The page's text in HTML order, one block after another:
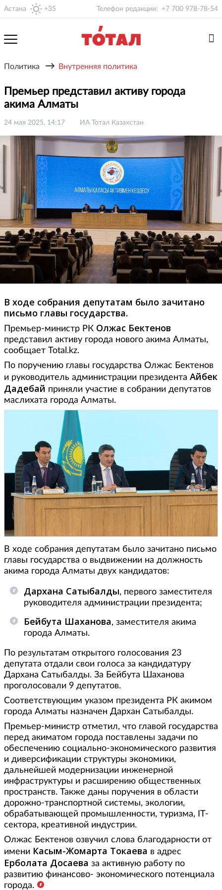
Астана +35 Телефон редакции: +7 700 978-78-54
Политика → Внутренняя политика
Премьер представил активу города
акима Алматы
24 мая 2025, 14:17 ИА Тотал Казахстан
В ходе собрания депутатам было зачитано
письмо главы государства.
Премьер-министр РК Олжас Бектенов
представил активу города нового акима Алматы,
сообщает Total.kz.
По поручению главы государства Олжас Бектенов
и руководитель администрации президента Айбек
Дадебай приняли участие в собрании депутатов
маслихата города Алматы.
В ходе собрания депутатам было зачитано письмо
главы государства о выдвижении на должность
акима города Алматы двух кандидатов:
Дархана Сатыбалды, первого заместителя
руководителя администрации президента;
Бейбута Шаханова, заместителя акима
города Алматы.
По результатам открытого голосования 23
депутата отдали свои голоса за кандидатуру
Дархана Сатыбалды. За Бейбута Шаханова
проголосовали 9 депутатов.
Соответствующим указом президента РК акимом
города Алматы назначен Дархан Сатыбалды.
Премьер-министр отметил, что главой государства
перед акиматом города поставлены задачи по
обеспечению социально-экономического развития
и диверсификации структуры экономики,
дальнейшей модернизации инженерной
инфраструктуры и расширению общественных
пространств. Также даны поручения в области
дорожно-транспортной системы, экологии,
обрабатывающей промышленности, туризма, IT-
сектора, креативной индустрии.
Олжас Бектенов озвучил слова благодарности от
имени Касым-Жомарта Токаева в адрес
Ерболата Досаева за активную работу по
развитию финансово- экономического потенциала
города.